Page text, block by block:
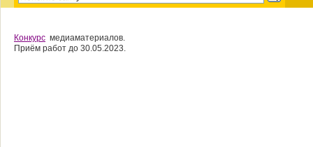
Конкурс медиаматериалов.
Приём работ до 30.05.2023.